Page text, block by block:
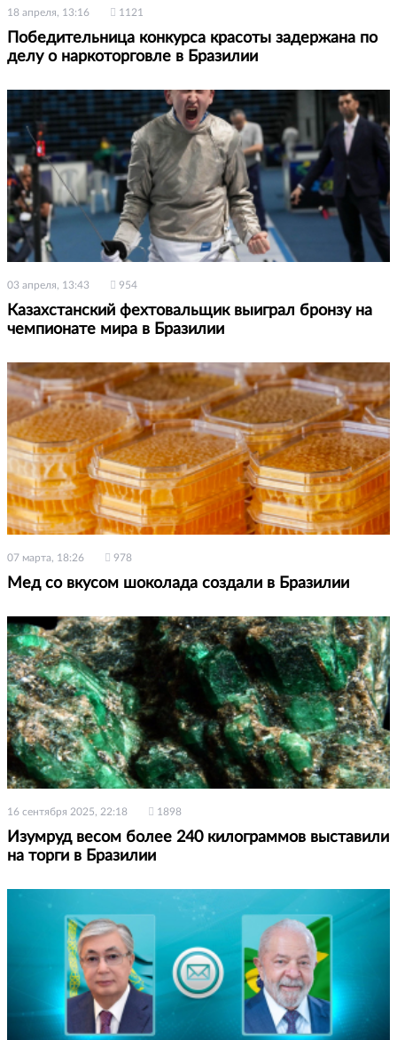
18 апреля, 13:16 1121
Победительница конкурса красоты задержана по
делу о наркоторговле в Бразилии
03 апреля, 13:43 954
Казахстанский фехтовальщик выиграл бронзу на
чемпионате мира в Бразилии
07 марта, 18:26 978
Мед со вкусом шоколада создали в Бразилии
16 сентября 2025, 22:18 1898
Изумруд весом более 240 килограммов выставили
на торги в Бразилии